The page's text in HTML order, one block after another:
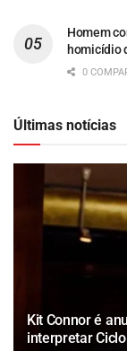
Homem
homicídio
0
Últimas notícias
Kit Connor é
interpretar